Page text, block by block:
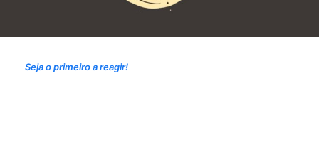
Seja o primeiro a reagir!